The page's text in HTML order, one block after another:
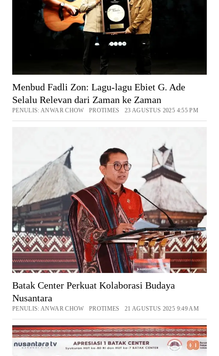
Menbud Fadli Zon: Lagu-lagu Ebiet G. Ade
Selalu Relevan dari Zaman ke Zaman
PENULIS: ANWAR CHOW PROTIMES 23 AGUSTUS 2025 4:55 PM
Batak Center Perkuat Kolaborasi Budaya
Nusantara
PENULIS: ANWAR CHOW PROTIMES 21 AGUSTUS 2025 9:49 AM